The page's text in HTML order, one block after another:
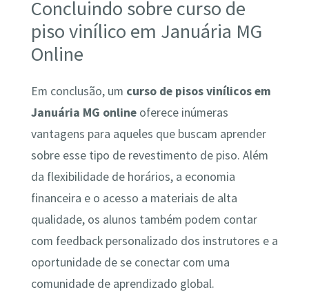
Concluindo sobre curso de
piso vinílico em Januária MG
Online
Em conclusão, um curso de pisos vinílicos em
Januária MG onlineoferece inúmeras
vantagens para aqueles que buscam aprender
sobre esse tipo de revestimento de piso. Além
da flexibilidade de horários, a economia
financeira e o acesso a materiais de alta
qualidade, os alunos também podem contar
com feedback personalizado dos instrutores e a
oportunidade de se conectar com uma
comunidade de aprendizado global.